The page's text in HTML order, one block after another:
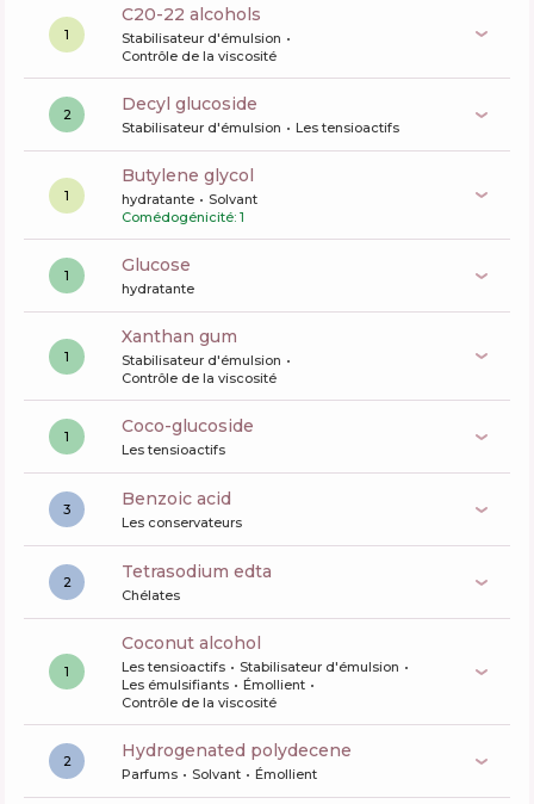
1
c20-22 alcohols
Stabilisateur d'émulsion
Contrôle de la viscosité
2 decyl glucoside
Stabilisateur d'émulsion Les tensioactifs
1
butylene glycol
hydratante
Solvant
Comédogénicité: 1
1 glucose
hydratante
1
xanthan gum
Stabilisateur d'émulsion
Contrôle de la viscosité
1 coco-glucoside
Les tensioactifs
3 benzoic acid
Les conservateurs
2 tetrasodium edta
Chélates
1
coconut alcohol
Les tensioactifs
Stabilisateur d'émulsion
Les émulsifiants
Émollient
Contrôle de la viscosité
2 hydrogenated polydecene
Parfums Solvant Émollient